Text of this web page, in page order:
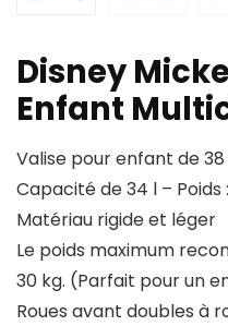
Disney
Enfant
Valise pour enfant de
Capacité de 34 l – Poids
Matériau rigide et léger
Le poids maximum
30 kg. (Parfait pour un
Roues avant doubles à